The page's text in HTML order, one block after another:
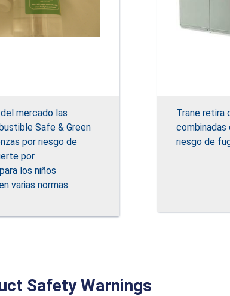
mercado las
Safe & Green
por riesgo de
por
los niños
varias normas
Trane retira
riesgo de
Safety Warnings